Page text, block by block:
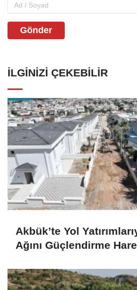
Gönder
İLGINIZI ÇEKEBILIR
Akbük’te Yol
Ağını Güçlendirme